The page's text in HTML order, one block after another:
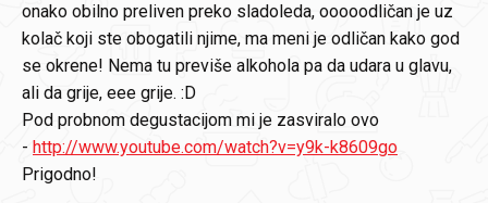
onako obilno preliven preko sladoleda, ooooodličan je uz
kolač koji ste obogatili njime, ma meni je odličan kako god
se okrene! Nema tu previše alkohola pa da udara u glavu,
ali da grije, eee grije. :D
Pod probnom degustacijom mi je zasviralo ovo
- http://www.youtube.com/watch?v=y9k-k8609go
Prigodno!